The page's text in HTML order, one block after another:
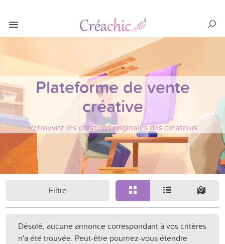
Plateforme de vente
créative
Retrouvez les créations originales des créateurs
Filtre
Désolé, aucune annonce correspondant à vos critères
n'a été trouvée. Peut-être pourriez-vous étendre